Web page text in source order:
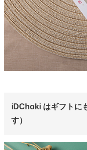
iDChoki はギフトに
す）